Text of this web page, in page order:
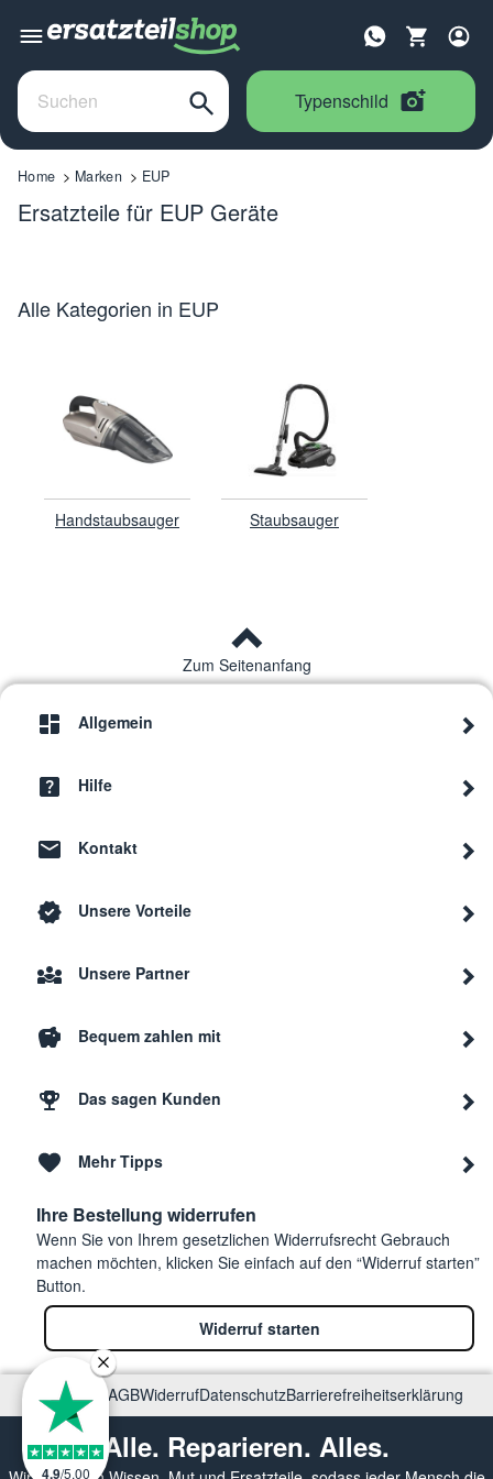
Typenschild
Home Marken EUP
Ersatzteile für EUP Geräte
Alle Kategorien in EUP
Handstaubsauger Staubsauger
Zum Seitenanfang
Allgemein
Hilfe
Kontakt
Unsere Vorteile
Unsere Partner
Bequem zahlen mit
Das sagen Kunden
Mehr Tipps
Ihre Bestellung widerrufen
Wenn Sie von Ihrem gesetzlichen Widerrufsrecht Gebrauch
machen möchten, klicken Sie einfach auf den “Widerruf starten”
Button.
Widerruf starten
ImpressumAGBWiderrufDatenschutzBarrierefreiheitserklärung
Alle. Reparieren. Alles.
4.9/5.00